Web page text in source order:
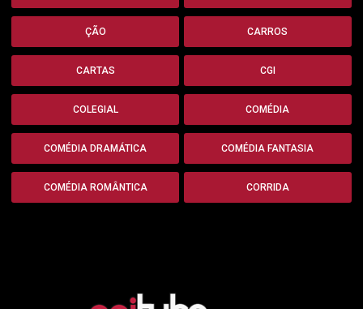
ÇÃO CARROS
CARTAS CGI
COLEGIAL COMÉDIA
COMÉDIA DRAMÁTICA COMÉDIA FANTASIA
COMÉDIA ROMÂNTICA CORRIDA